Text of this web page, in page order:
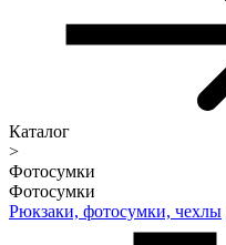
Каталог
>
Фотосумки
Фотосумки
Рюкзаки, фотосумки, чехлы